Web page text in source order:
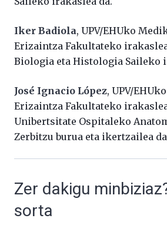
Iker Badiola, UPV/EHUko
Erizaintza Fakultateko
Biologia eta Histologia Saileko
José Ignacio López, UPV/
Erizaintza Fakultateko
Unibertsitate Ospitaleko
Zerbitzu burua eta ikertzailea
Zer dakigu
sorta